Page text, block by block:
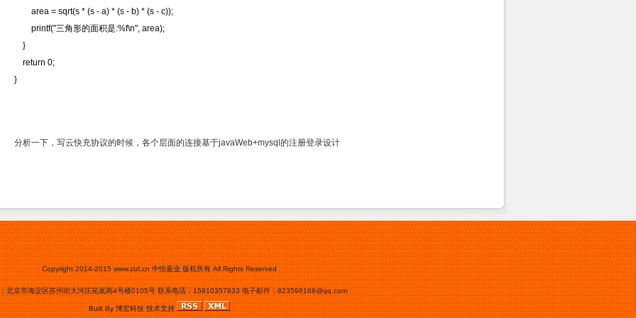
area = sqrt(s * (s - a) * (s - b) * (s - c));
printf("三角形的面积是:%f\n", area);
}
return 0;
}
分析一下，写云快充协议的时候，各个层面的连接基于javaWeb+mysql的注册登录设计
Copyright 2014-2015 www.zizl.cn 中恒嘉业 版权所有 All Rights Reserved
北京市海淀区苏州街大河庄苑底商4号楼0105号 联系电话：15910357833 电子邮件：823598168@qq.com
Built By 博宏科技技术支持